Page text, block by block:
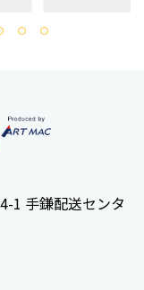
1 手鎌配送センタ